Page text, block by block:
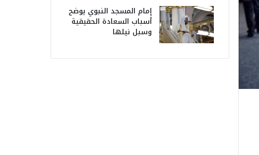
إمام المسجد النبوي يوضح
أسباب السعادة الحقيقية
وسبل نيلها